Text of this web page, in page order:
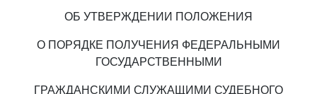
ОБ УТВЕРЖДЕНИИ ПОЛОЖЕНИЯ
О ПОРЯДКЕ ПОЛУЧЕНИЯ ФЕДЕРАЛЬНЫМИ
ГОСУДАРСТВЕННЫМИ
ГРАЖДАНСКИМИ СЛУЖАЩИМИ СУДЕБНОГО